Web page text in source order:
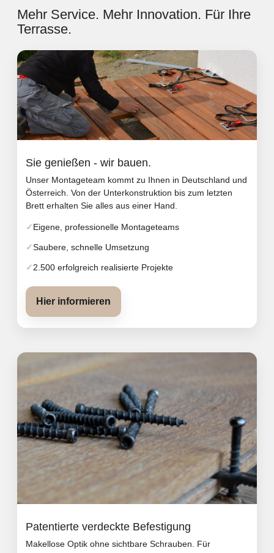
Mehr Service. Mehr Innovation. Für Ihre
Terrasse.
Sie genießen - wir bauen.
Unser Montageteam kommt zu Ihnen in Deutschland und
Österreich. Von der Unterkonstruktion bis zum letzten
Brett erhalten Sie alles aus einer Hand.
Eigene, professionelle Montageteams
Saubere, schnelle Umsetzung
2.500 erfolgreich realisierte Projekte
Hier informieren
Patentierte verdeckte Befestigung
Makellose Optik ohne sichtbare Schrauben. Für